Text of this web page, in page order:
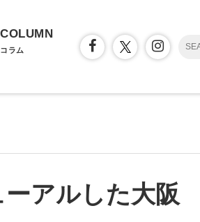
COLUMN
コラム
アルした大阪